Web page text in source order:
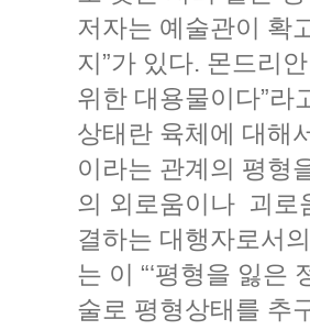
저자는 예술관이 확
지”가 있다. 몬드리
위한 대용물이다”라
상태란 육체에 대해
이라는 관계의 평형
의 외로움이나 괴로
결하는 대행자로서
는 이 “‘평형을 잃은
술로 평형상태를 추